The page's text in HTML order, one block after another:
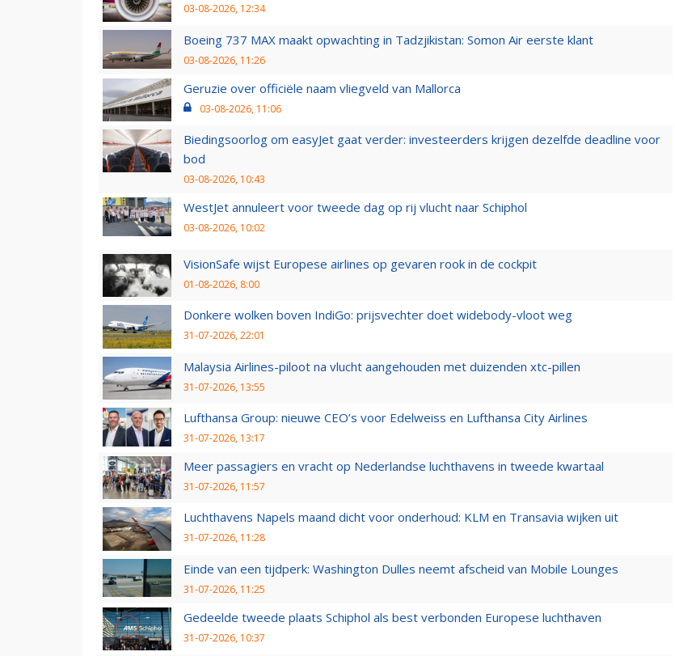
03-08-2026, 12:34
Boeing 737 MAX maakt opwachting in Tadzjikistan: Somon Air eerste klant
03-08-2026, 11:26
Geruzie over officiële naam vliegveld van Mallorca
03-08-2026, 11:06
Biedingsoorlog om easyJet gaat verder: investeerders krijgen dezelfde deadline voor
bod
03-08-2026, 10:43
WestJet annuleert voor tweede dag op rij vlucht naar Schiphol
03-08-2026, 10:02
VisionSafe wijst Europese airlines op gevaren rook in de cockpit
01-08-2026, 8:00
Donkere wolken boven IndiGo: prijsvechter doet widebody-vloot weg
31-07-2026, 22:01
Malaysia Airlines-piloot na vlucht aangehouden met duizenden xtc-pillen
31-07-2026, 13:55
Lufthansa Group: nieuwe CEO’s voor Edelweiss en Lufthansa City Airlines
31-07-2026, 13:17
Meer passagiers en vracht op Nederlandse luchthavens in tweede kwartaal
31-07-2026, 11:57
Luchthavens Napels maand dicht voor onderhoud: KLM en Transavia wijken uit
31-07-2026, 11:28
Einde van een tijdperk: Washington Dulles neemt afscheid van Mobile Lounges
31-07-2026, 11:25
Gedeelde tweede plaats Schiphol als best verbonden Europese luchthaven
31-07-2026, 10:37